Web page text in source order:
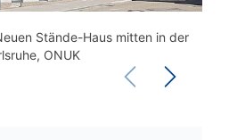
Stände-Haus mitten in der
ONUK